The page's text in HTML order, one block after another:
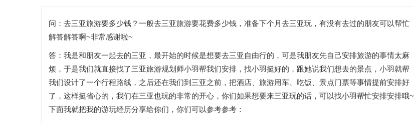
问：去三亚旅游要多少钱？一般去三亚旅游要花费多少钱，准备下个月去三亚玩，有没有去过的朋友可以帮忙
解答解答啊~非常感谢啦~
答：我是和朋友一起去的三亚，最开始的时候是想要去三亚自由行的，可是我朋友先自己安排旅游的事情太麻
烦，于是我们就直接找了三亚旅游规划师小羽帮我们安排，找小羽挺好的，跟她说我们想去的景点，小羽就帮
我们设计了一个行程路线，之后还在我们到三亚之前，把酒店、旅游用车、吃饭、景点门票等事情提前安排好
了，这样挺省心的，我们在三亚也玩的非常的开心，你们如果想要来三亚玩的话，可以找小羽帮忙安排安排哦~
下面我就把我的游玩经历分享给你们，你们可以参考参考：